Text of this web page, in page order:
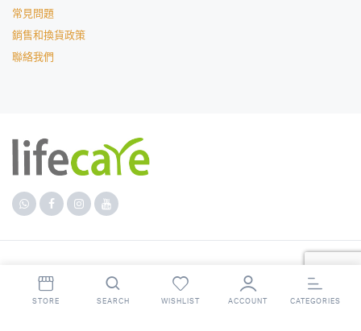
常見問題
銷售和換貨政策
聯絡我們
STORE SEARCH WISHLIST ACCOUNT CATEGORIES